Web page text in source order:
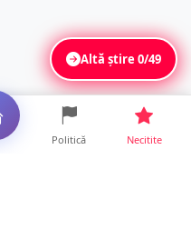
Altă știre0/49
Politică Necitite